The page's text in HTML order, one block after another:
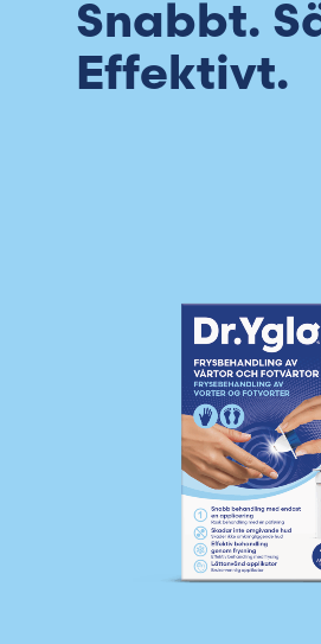
Snabbt.
Effektivt.